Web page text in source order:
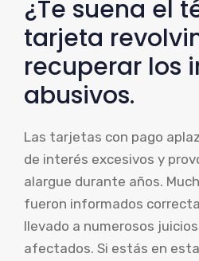
¿Te suena el
tarjeta
recuperar los
abusivos.
Las tarjetas con pago
de interés excesivos y
alargue durante años.
fueron informados
llevado a numerosos
afectados. Si estás en